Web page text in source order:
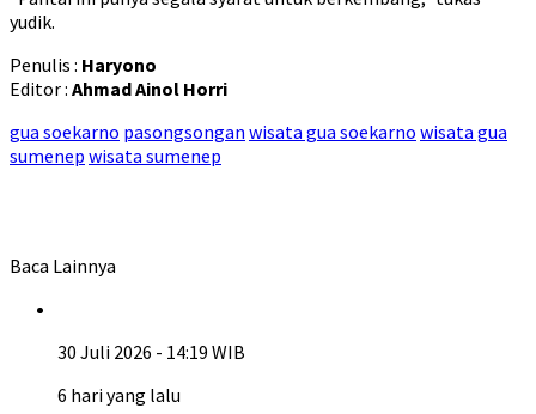
yudik.
Penulis : Haryono
Editor : Ahmad Ainol Horri
gua soekarno pasongsongan wisata gua soekarno wisata gua
sumenep wisata sumenep
Baca Lainnya
30 Juli 2026 - 14:19 WIB
6 hari yang lalu